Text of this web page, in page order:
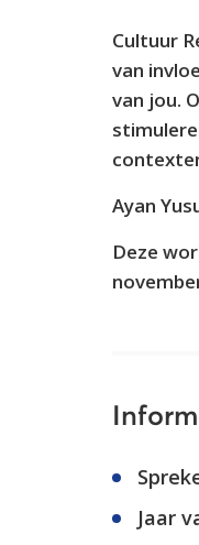
Cultuur
van
van jou.
Ayan
Deze
Jaar